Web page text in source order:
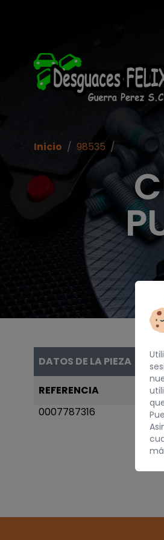
Inicio / 98535 /
DATOS DE LA PIEZA
REFERENCIA
0007787316